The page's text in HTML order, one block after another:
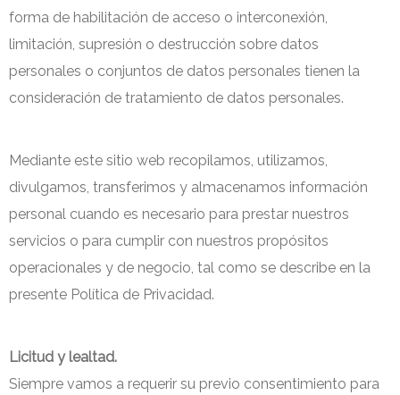
forma de habilitación de acceso o interconexión,
limitación, supresión o destrucción sobre datos
personales o conjuntos de datos personales tienen la
consideración de tratamiento de datos personales.
Mediante este sitio web recopilamos, utilizamos,
divulgamos, transferimos y almacenamos información
personal cuando es necesario para prestar nuestros
servicios o para cumplir con nuestros propósitos
operacionales y de negocio, tal como se describe en la
presente Política de Privacidad.
Licitud y lealtad.
Siempre vamos a requerir su previo consentimiento para